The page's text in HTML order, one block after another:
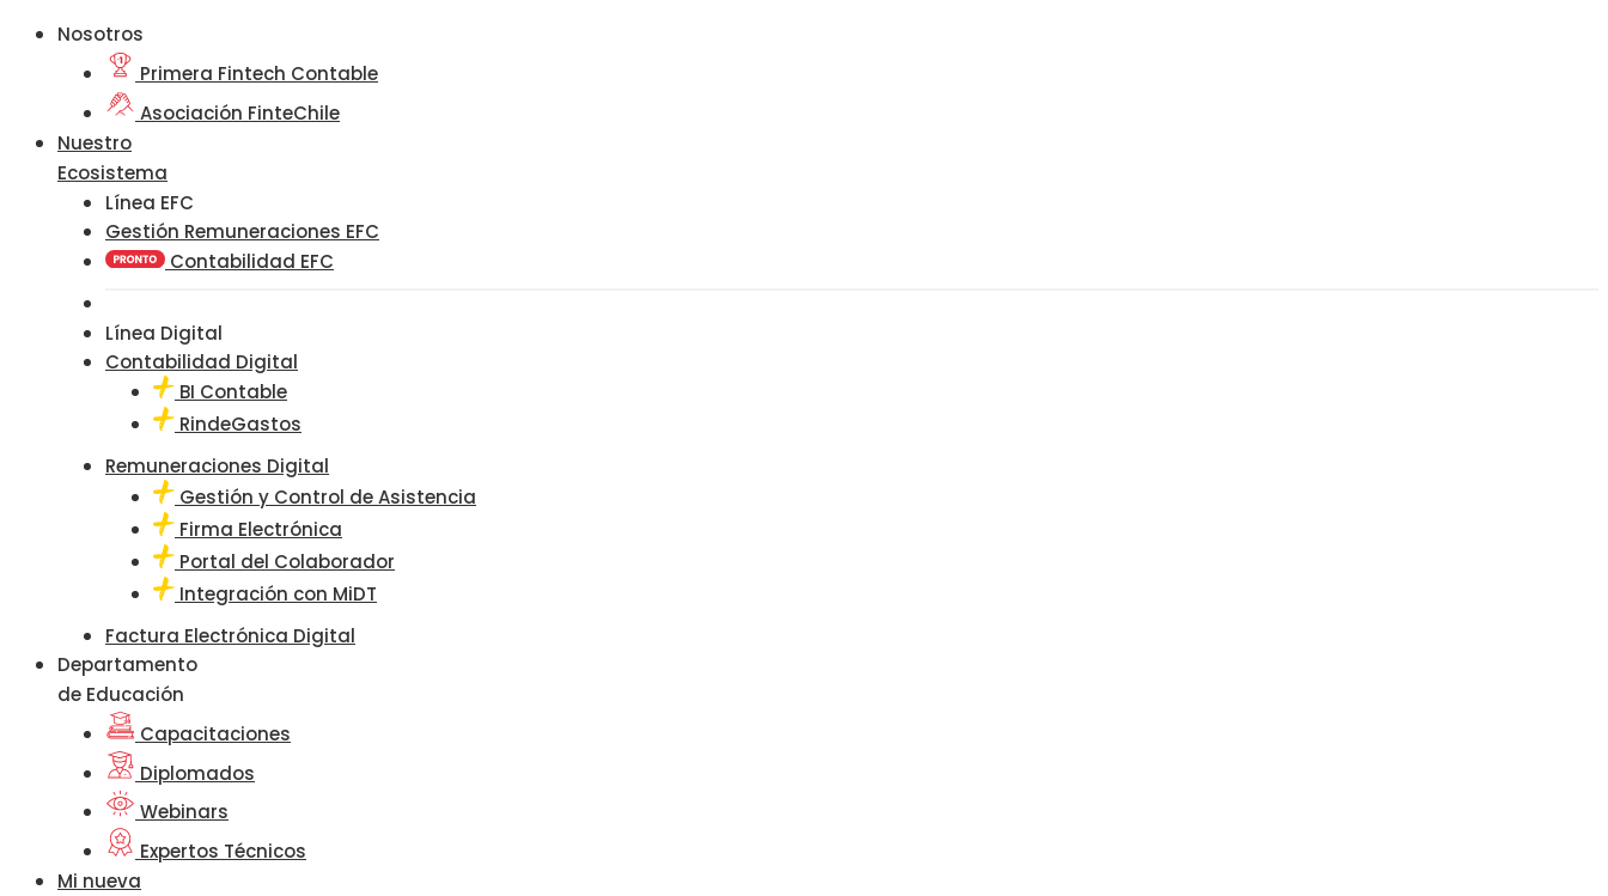
Nosotros
Primera Fintech Contable
Asociación FinteChile
Nuestro
Ecosistema
Línea EFC
Gestión Remuneraciones EFC
Contabilidad EFC
Línea Digital
Contabilidad Digital
BI Contable
RindeGastos
Remuneraciones Digital
Gestión y Control de Asistencia
Firma Electrónica
Portal del Colaborador
Integración con MiDT
Factura Electrónica Digital
Departamento
de Educación
Capacitaciones
Diplomados
Webinars
Expertos Técnicos
Mi nueva